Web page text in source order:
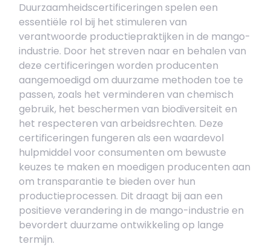
Duurzaamheidscertificeringen spelen een
essentiële rol bij het stimuleren van
verantwoorde productiepraktijken in de mango-
industrie. Door het streven naar en behalen van
deze certificeringen worden producenten
aangemoedigd om duurzame methoden toe te
passen, zoals het verminderen van chemisch
gebruik, het beschermen van biodiversiteit en
het respecteren van arbeidsrechten. Deze
certificeringen fungeren als een waardevol
hulpmiddel voor consumenten om bewuste
keuzes te maken en moedigen producenten aan
om transparantie te bieden over hun
productieprocessen. Dit draagt bij aan een
positieve verandering in de mango-industrie en
bevordert duurzame ontwikkeling op lange
termijn.